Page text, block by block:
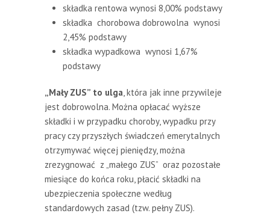
składka rentowa wynosi 8,00% podstawy
składka chorobowa dobrowolna wynosi
2,45% podstawy
składka wypadkowa wynosi 1,67%
podstawy
„Mały ZUS” to ulga , która jak inne przywileje
jest dobrowolna. Można opłacać wyższe
składki i w przypadku choroby, wypadku przy
pracy czy przyszłych świadczeń emerytalnych
otrzymywać więcej pieniędzy, można
zrezygnować z „małego ZUS” oraz pozostałe
miesiące do końca roku, płacić składki na
ubezpieczenia społeczne według
standardowych zasad (tzw. pełny ZUS).